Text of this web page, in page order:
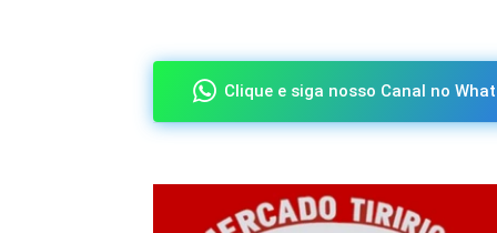
Clique e siga nosso Canal no